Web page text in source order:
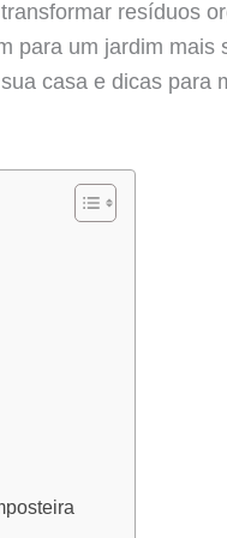
resíduos
para um jardim mais
casa e dicas para